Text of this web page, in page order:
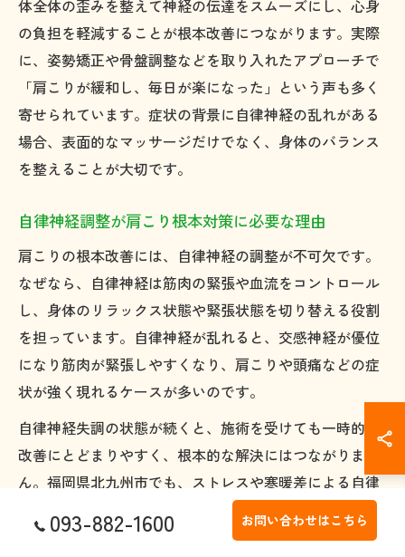
体全体の歪みを整えて神経の伝達をスムーズにし、心身
の負担を軽減することが根本改善につながります。実際
に、姿勢矯正や骨盤調整などを取り入れたアプローチで
「肩こりが緩和し、毎日が楽になった」という声も多く
寄せられています。症状の背景に自律神経の乱れがある
場合、表面的なマッサージだけでなく、身体のバランス
を整えることが大切です。
自律神経調整が肩こり根本対策に必要な理由
肩こりの根本改善には、自律神経の調整が不可欠です。
なぜなら、自律神経は筋肉の緊張や血流をコントロール
し、身体のリラックス状態や緊張状態を切り替える役割
を担っています。自律神経が乱れると、交感神経が優位
になり筋肉が緊張しやすくなり、肩こりや頭痛などの症
状が強く現れるケースが多いのです。
自律神経失調の状態が続くと、施術を受けても一時的な
改善にとどまりやすく、根本的な解決にはつながりませ
ん。福岡県北九州市でも、ストレスや寒暖差による自律
神経の乱れが肩こりの大きな要因となっています。施術
では、身体の歪みを整えて神経伝達を円滑にし、自律神
093-882-1600 お問い合わせはこちら